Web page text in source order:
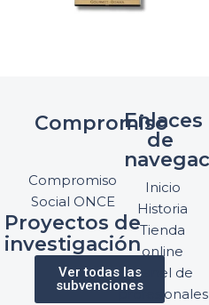
Compromiso
Compromiso
Social ONCE
Proyectos de
investigación
Ver todas las
subvenciones
Enlaces
de
Inicio
Historia
Tienda
online
Panel de
profesionales